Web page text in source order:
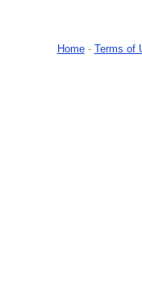
Home- Terms of